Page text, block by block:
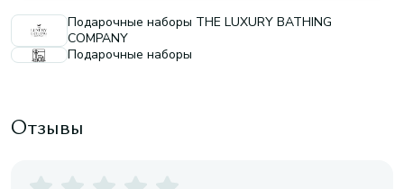
Подарочные наборы THE LUXURY BATHING
COMPANY
Подарочные наборы
Отзывы